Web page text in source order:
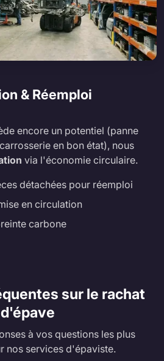
& Réemploi
encore un potentiel (panne
en bon état), nous
via l'économie circulaire.
détachées pour réemploi
en circulation
carbone
sur le rachat
d'épave
à vos questions les plus
nos services d'épaviste.